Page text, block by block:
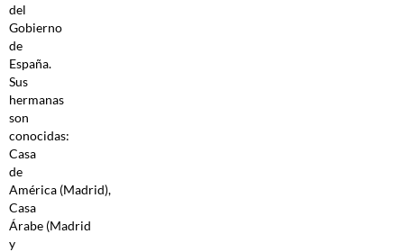
del
Gobierno
de
España.
Sus
hermanas
son
conocidas:
Casa
de
América (Madrid),
Casa
Árabe (Madrid
y